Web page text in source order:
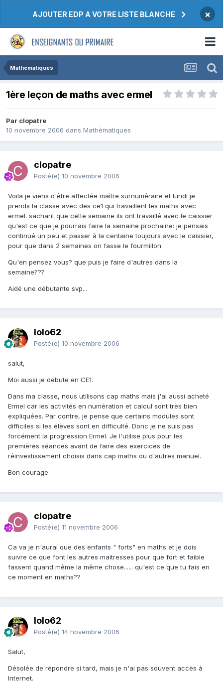
AJOUTER EDP A VOTRE LISTE BLANCHE ×
Mathématiques
1ère leçon de maths avec ermel
Par clopatre
10 novembre 2006 dans Mathématiques
clopatre
Posté(e) 10 novembre 2006
Voila je viens d'être affectée maître surnuméraire et lundi je
prends la classe avec des ce1 qui travaillent les maths avec
ermel. sachant que cette semaine ils ont travaillé avec le caissier
qu'est ce que je pourrais faire la semaine prochaine: je pensais
continué un peu et passer à la centaine toujours avec le caissier,
pour que dans 2 semaines on fasse le fourmillon.
Qu'en pensez vous? que puis je faire d'autres dans la
semaine???
Aidé une débutante svp...
lolo62
Posté(e) 10 novembre 2006
salut,
Moi aussi je débute en CE1.
Dans ma classe, nous utilisons cap maths mais j'ai aussi acheté
Ermel car les activités en numération et calcul sont très bien
expliquées. Par contre, je pense que certains modules sont
difficiles si les élèves sont en difficulté. Donc je ne suis pas
forcément la progression Ermel. Je l'utilise plus pour les
premières séances avant de faire des exercices de
réinvestissement choisis dans cap maths ou d'autres manuel.
Bon courage
clopatre
Posté(e) 11 novembre 2006
Ca va je n'aurai que des enfants " forts" en maths et je dois
suivre ce que font les autres maitresses pour que fort et faible
fassent quand même la même chose...... qu'est ce que tu fais en
ce moment en maths??
lolo62
Posté(e) 14 novembre 2006
Salut,
Désolée de répondre si tard, mais je n'ai pas souvent accès à
Internet.